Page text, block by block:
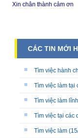
Xin chân thành cảm ơn
CÁC TIN MỚI
Tìm việc hành
Tìm việc làm tại
Tìm việc làm
Tìm việc tại các
Tìm việc làm